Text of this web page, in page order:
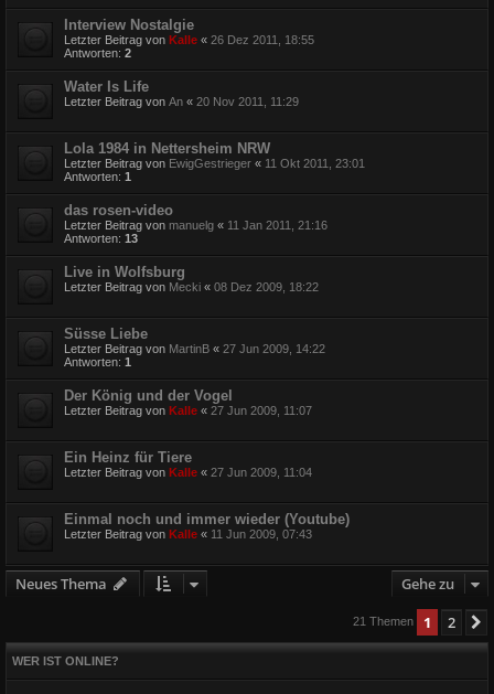
Interview Nostalgie
Letzter Beitrag von Kalle « 26 Dez 2011, 18:55
Antworten: 2
Water Is Life
Letzter Beitrag von An « 20 Nov 2011, 11:29
Lola 1984 in Nettersheim NRW
Letzter Beitrag von EwigGestrieger « 11 Okt 2011, 23:01
Antworten: 1
das rosen-video
Letzter Beitrag von manuelg « 11 Jan 2011, 21:16
Antworten: 13
Live in Wolfsburg
Letzter Beitrag von Mecki « 08 Dez 2009, 18:22
Süsse Liebe
Letzter Beitrag von MartinB « 27 Jun 2009, 14:22
Antworten: 1
Der König und der Vogel
Letzter Beitrag von Kalle « 27 Jun 2009, 11:07
Ein Heinz für Tiere
Letzter Beitrag von Kalle « 27 Jun 2009, 11:04
Einmal noch und immer wieder (Youtube)
Letzter Beitrag von Kalle « 11 Jun 2009, 07:43
Neues Thema Gehe zu
21 Themen 1 2
WER IST ONLINE?